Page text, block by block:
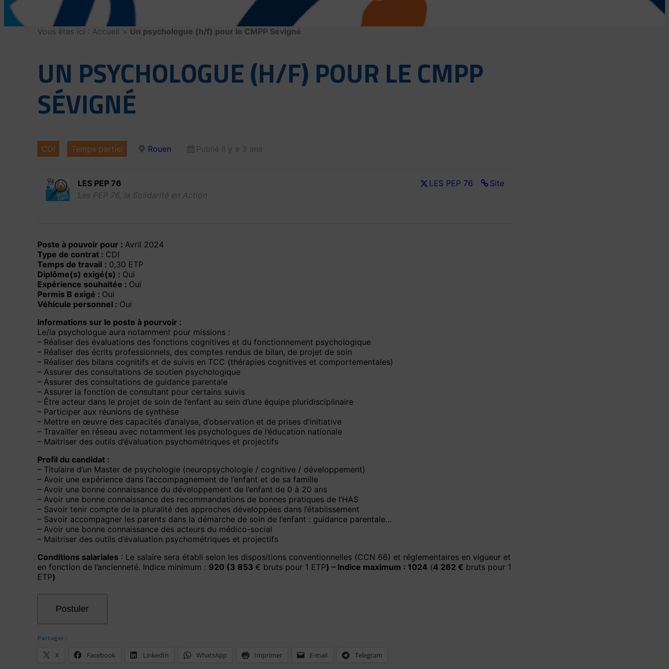
Vous êtes ici : Accueil > Un psychologue (h/f) pour le CMPP Sévigné
UN PSYCHOLOGUE (H/F) POUR LE CMPP
SÉVIGNÉ
CDI Temps partiel Rouen Publié il y a 3 ans
Site
LES PEP 76
LES PEP 76
Les PEP 76, la Solidarité en Action
Poste à pouvoir pour :Avril 2024
Type de contrat : CDI
Temps de travail : 0,30 ETP
Diplôme(s) exigé(s) : Oui
Expérience souhaitée : Oui
Permis B exigé : Oui
Véhicule personnel : Oui
Informations sur le poste à pourvoir :
Le/la psychologue aura notamment pour missions :
– Réaliser des évaluations des fonctions cognitives et du fonctionnement psychologique
– Réaliser des écrits professionnels, des comptes rendus de bilan, de projet de soin
– Réaliser des bilans cognitifs et de suivis en TCC (thérapies cognitives et comportementales)
– Assurer des consultations de soutien psychologique
– Assurer des consultations de guidance parentale
– Assurer la fonction de consultant pour certains suivis
– Être acteur dans le projet de soin de l’enfant au sein d’une équipe pluridisciplinaire
– Participer aux réunions de synthèse
– Mettre en œuvre des capacités d’analyse, d’observation et de prises d’initiative
– Travailler en réseau avec notamment les psychologues de l’éducation nationale
– Maitriser des outils d’évaluation psychométriques et projectifs
Profil du candidat :
– Titulaire d’un Master de psychologie (neuropsychologie / cognitive / développement)
– Avoir une expérience dans l’accompagnement de l’enfant et de sa famille
– Avoir une bonne connaissance du développement de l’enfant de 0 à 20 ans
– Avoir une bonne connaissance des recommandations de bonnes pratiques de l’HAS
– Savoir tenir compte de la pluralité des approches développées dans l’établissement
– Savoir accompagner les parents dans la démarche de soin de l’enfant : guidance parentale…
– Avoir une bonne connaissance des acteurs du médico-social
– Maitriser des outils d’évaluation psychométriques et projectifs
Conditions salariales : Le salaire sera établi selon les dispositions conventionnelles (CCN 66) et réglementaires en vigueur et
en fonction de l’ancienneté. Indice minimum : 920 (3 853€ bruts pour 1 ETP) – Indice maximum : 1024 (4 262 € bruts pour 1
ETP)
Partager :
X Facebook LinkedIn WhatsApp Imprimer E-mail Telegram